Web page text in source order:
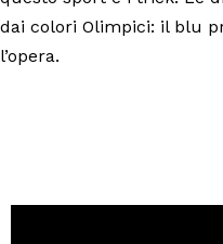
dai colori Olimpici: il blu
l’opera.